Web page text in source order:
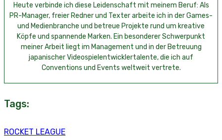
Heute verbinde ich diese Leidenschaft mit meinem Beruf: Als
PR-Manager, freier Redner und Texter arbeite ich in der Games-
und Medienbranche und betreue Projekte rund um kreative
Köpfe und spannende Marken. Ein besonderer Schwerpunkt
meiner Arbeit liegt im Management und in der Betreuung
japanischer Videospielentwicklertalente, die ich auf
Conventions und Events weltweit vertrete.
Tags:
ROCKET LEAGUE